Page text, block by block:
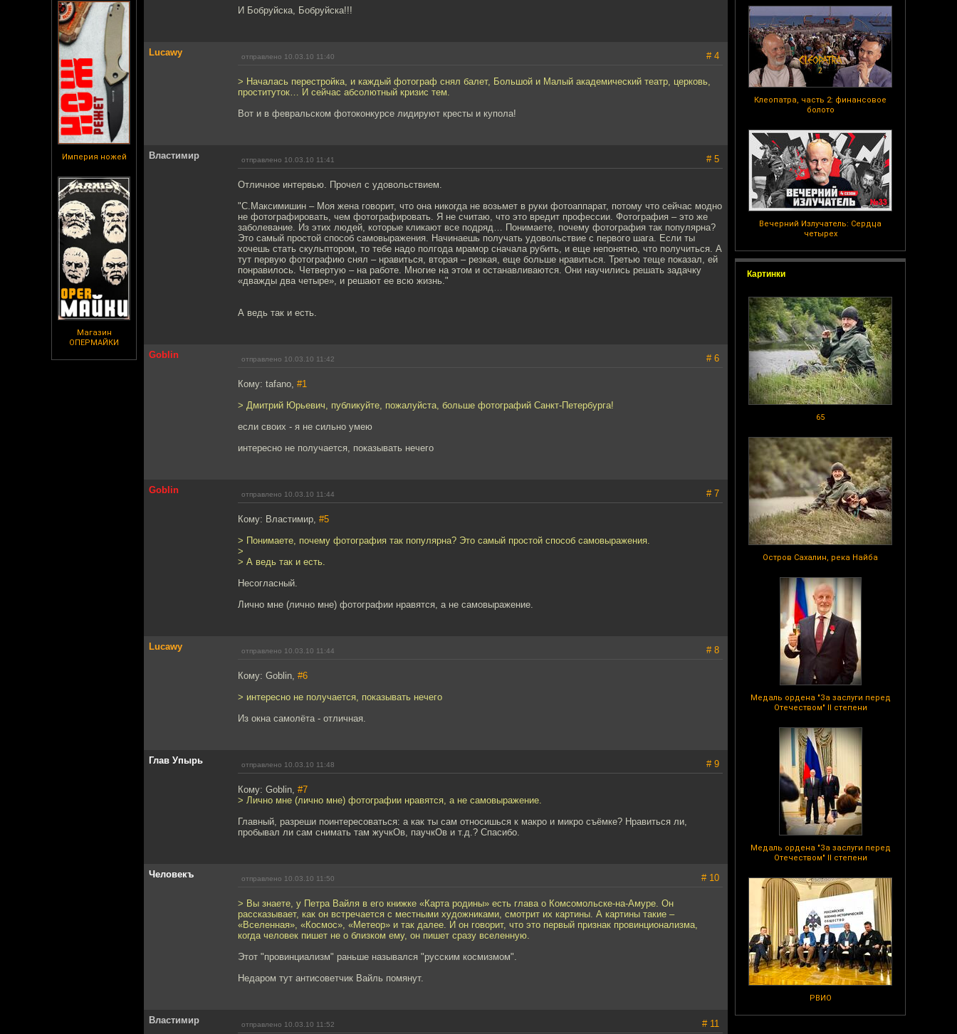
Империя ножей
Магазин
ОПЕРМАЙКИ
Клеопатра, часть 2: финансовое
болото
Вечерний Излучатель: Сердца
четырех
Картинки
65
Остров Сахалин, река Найба
Медаль ордена "За заслуги перед
Отечеством" II степени
Медаль ордена "За заслуги перед
Отечеством" II степени
РВИО
И Бобруйска, Бобруйска!!!
Lucawy отправлено 10.03.10 11:40 # 4
> Началась перестройка, и каждый фотограф снял балет, Большой и Малый академический театр, церковь,
проституток… И сейчас абсолютный кризис тем.
Вот и в февральском фотоконкурсе лидируют кресты и купола!
Властимир отправлено 10.03.10 11:41 # 5
Отличное интервью. Прочел с удовольствием.
"С.Максимишин – Моя жена говорит, что она никогда не возьмет в руки фотоаппарат, потому что сейчас модно
не фотографировать, чем фотографировать. Я не считаю, что это вредит профессии. Фотография – это же
заболевание. Из этих людей, которые кликают все подряд… Понимаете, почему фотография так популярна?
Это самый простой способ самовыражения. Начинаешь получать удовольствие с первого шага. Если ты
хочешь стать скульптором, то тебе надо полгода мрамор сначала рубить, и еще непонятно, что получиться. А
тут первую фотографию снял – нравиться, вторая – резкая, еще больше нравиться. Третью теще показал, ей
понравилось. Четвертую – на работе. Многие на этом и останавливаются. Они научились решать задачку
«дважды два четыре», и решают ее всю жизнь."
А ведь так и есть.
Goblin отправлено 10.03.10 11:42 # 6
Кому: tafano, #1
> Дмитрий Юрьевич, публикуйте, пожалуйста, больше фотографий Санкт-Петербурга!
если своих - я не сильно умею
интересно не получается, показывать нечего
Goblin отправлено 10.03.10 11:44 # 7
Кому: Властимир, #5
> Понимаете, почему фотография так популярна? Это самый простой способ самовыражения.
>
> А ведь так и есть.
Несогласный.
Лично мне (лично мне) фотографии нравятся, а не самовыражение.
Lucawy отправлено 10.03.10 11:44 # 8
Кому: Goblin, #6
> интересно не получается, показывать нечего
Из окна самолёта - отличная.
Глав Упырь отправлено 10.03.10 11:48 # 9
Кому: Goblin, #7
> Лично мне (лично мне) фотографии нравятся, а не самовыражение.
Главный, разреши поинтересоваться: а как ты сам относишься к макро и микро съёмке? Нравиться ли,
пробывал ли сам снимать там жучкОв, паучкОв и т.д.? Спасибо.
Человекъ отправлено 10.03.10 11:50 # 10
> Вы знаете, у Петра Вайля в его книжке «Карта родины» есть глава о Комсомольске-на-Амуре. Он
рассказывает, как он встречается с местными художниками, смотрит их картины. А картины такие –
«Вселенная», «Космос», «Метеор» и так далее. И он говорит, что это первый признак провинционализма,
когда человек пишет не о близком ему, он пишет сразу вселенную.
Этот "провинциализм" раньше назывался "русским космизмом".
Недаром тут антисоветчик Вайль помянут.
Властимир отправлено 10.03.10 11:52 # 11